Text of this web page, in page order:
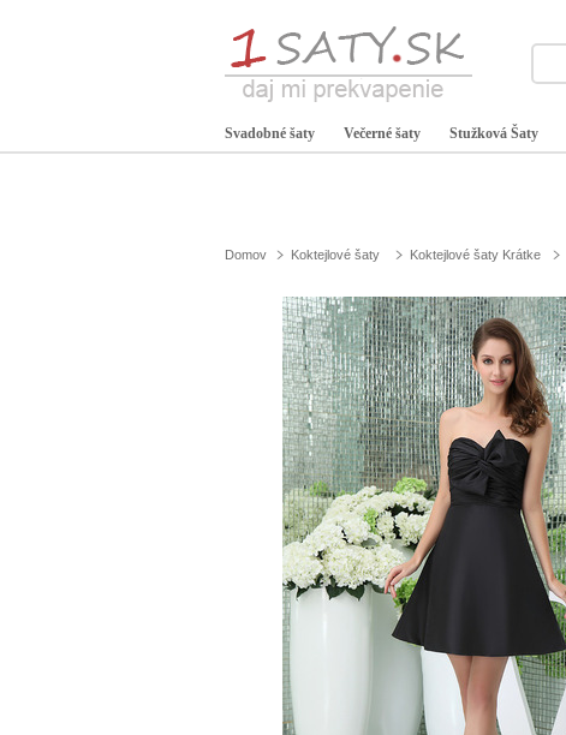
Svadobné šaty Večerné šaty Stužková Šaty
Domov Koktejlové šaty Koktejlové šaty Krátke